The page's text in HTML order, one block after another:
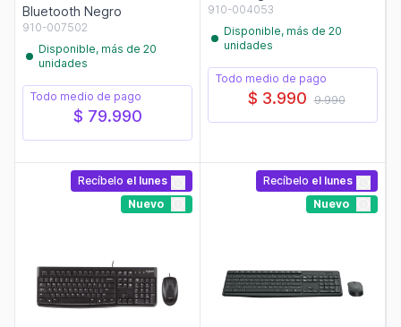
Bluetooth Negro
910-007502
Disponible, más de 20
unidades
Todo medio de pago
$ 79.990
910-004053
Disponible, más de 20
unidades
Todo medio de pago
$ 3.990 9.990
Recíbelo el lunes
Nuevo
Recíbelo el lunes
Nuevo